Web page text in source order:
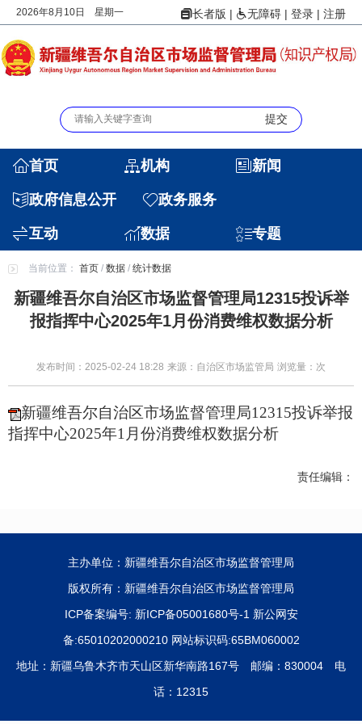
2026年8月10日 星期一 长者版 | 无障碍 | 登录 | 注册
首页 机构 新闻
政府信息公开 政务服务
互动 数据 专题
当前位置： 首页 / 数据 / 统计数据
新疆维吾尔自治区市场监督管理局12315投诉举
报指挥中心2025年1月份消费维权数据分析
发布时间：2025-02-24 18:28 来源：自治区市场监管局 浏览量： 次
新疆维吾尔自治区市场监督管理局12315投诉举报
指挥中心2025年1月份消费维权数据分析
责任编辑：
主办单位：新疆维吾尔自治区市场监督管理局
版权所有：新疆维吾尔自治区市场监督管理局
ICP备案编号: 新ICP备05001680号-1 新公网安
备:65010202000210 网站标识码:65BM060002
地址：新疆乌鲁木齐市天山区新华南路167号 邮编：830004 电
话：12315